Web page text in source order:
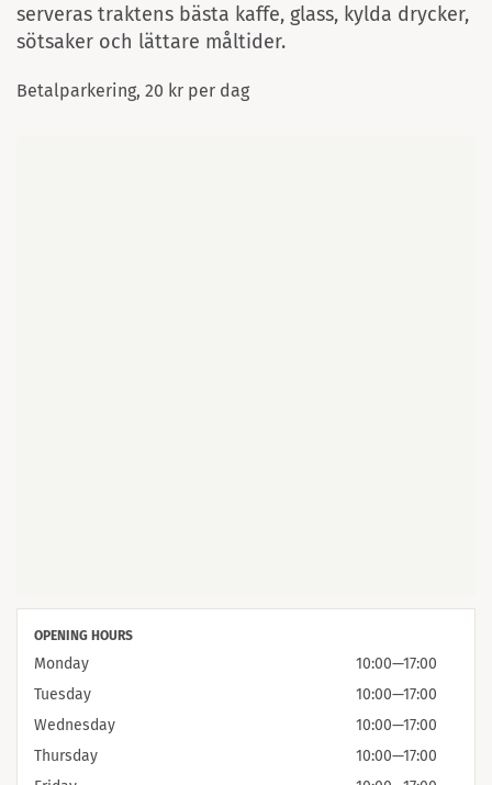
serveras traktens bästa kaffe, glass, kylda drycker,
sötsaker och lättare måltider.
Betalparkering, 20 kr per dag
OPENING HOURS
Monday 10:00—17:00
Tuesday
10:00—17:00
Wednesday
10:00—17:00
Thursday
10:00—17:00